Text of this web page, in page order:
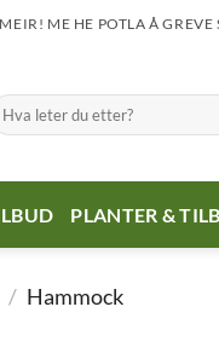
ME HE POTLA Å GREVE
PLANTER &
/ Hammock